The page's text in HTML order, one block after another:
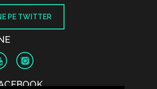
PE TWITTER